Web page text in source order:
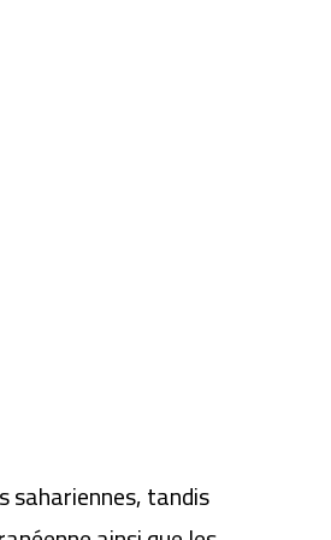
sahariennes, tandis